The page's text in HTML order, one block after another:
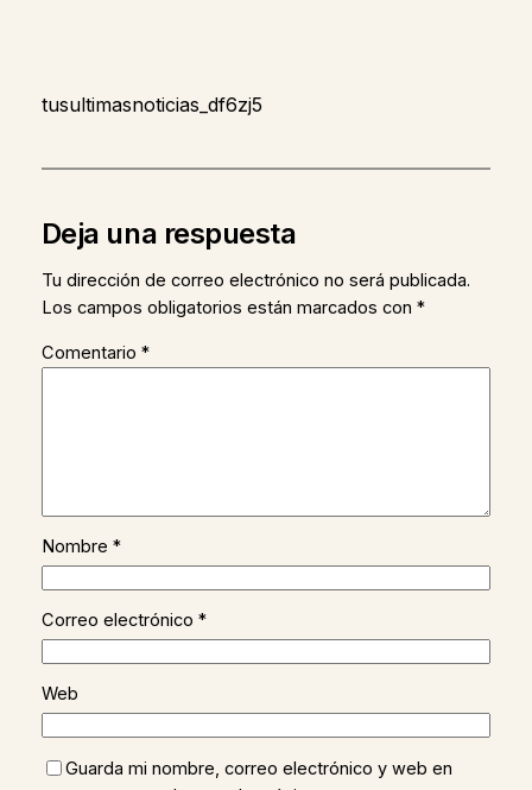
tusultimasnoticias_df6zj5
Deja una respuesta
Tu dirección de correo electrónico no será publicada.
Los campos obligatorios están marcados con *
Comentario *
Nombre *
Correo electrónico *
Web
Guarda mi nombre, correo electrónico y web en